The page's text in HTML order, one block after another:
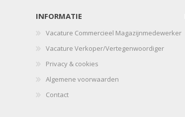
INFORMATIE
Vacature Commercieel Magazijnmedewerker
Vacature Verkoper/Vertegenwoordiger
Privacy & cookies
Algemene voorwaarden
Contact